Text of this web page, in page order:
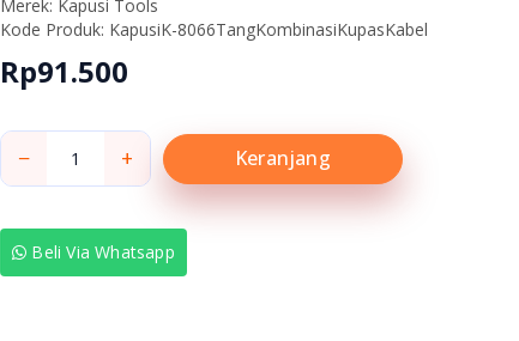
Merek: Kapusi Tools
Kode Produk: KapusiK-8066TangKombinasiKupasKabel
Rp91.500
− + Keranjang
Beli Via Whatsapp